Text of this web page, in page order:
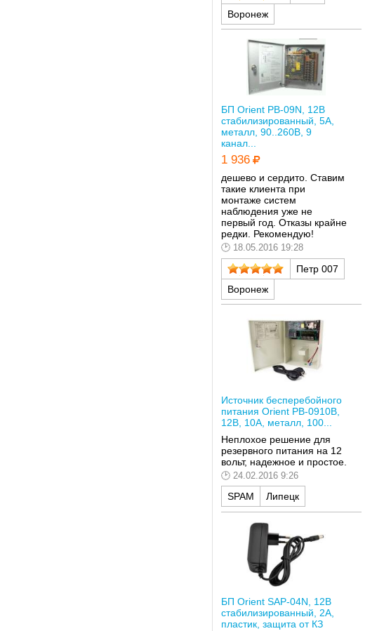
Воронеж
БП Orient PB-09N, 12В
стабилизированный, 5А,
металл, 90..260В, 9
канал...
1 936
дешево и сердито. Ставим
такие клиента при
монтаже систем
наблюдения уже не
первый год. Отказы крайне
редки. Рекомендую!
18.05.2016 19:28
Петр 007
Воронеж
Источник бесперебойного
питания Orient PB-0910B,
12В, 10А, металл, 100...
Неплохое решение для
резервного питания на 12
вольт, надежное и простое.
24.02.2016 9:26
SPAM Липецк
БП Orient SAP-04N, 12В
стабилизированный, 2А,
пластик, защита от КЗ